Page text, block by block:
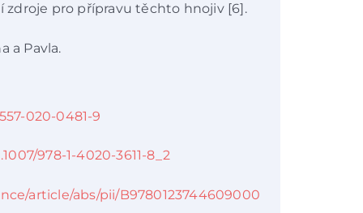
pro přípravu těchto hnojiv [6].
a Pavla.
020-0481-9
978-1-4020-3611-8_2
article/abs/pii/B9780123744609000